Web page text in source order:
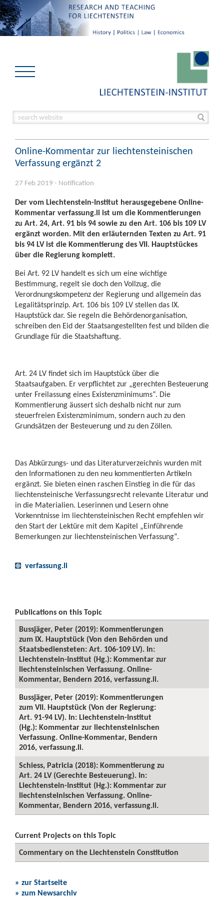
Online-Kommentar zur liechtensteinischen
Verfassung ergänzt 2
27 Feb 2019 - Notification
Der vom Liechtenstein-Institut herausgegebene Online-
Kommentar verfassung.li ist um die Kommentierungen
zu Art. 24, Art. 91 bis 94 sowie zu den Art. 106 bis 109 LV
ergänzt worden. Mit den erläuternden Texten zu Art. 91
bis 94 LV ist die Kommentierung des VII. Hauptstückes
über die Regierung komplett.
Bei Art. 92 LV handelt es sich um eine wichtige
Bestimmung, regelt sie doch den Vollzug, die
Verordnungskompetenz der Regierung und allgemein das
Legalitätsprinzip. Art. 106 bis 109 LV stellen das IX.
Hauptstück dar. Sie regeln die Behördenorganisation,
schreiben den Eid der Staatsangestellten fest und bilden die
Grundlage für die Staatshaftung.
Art. 24 LV findet sich im Hauptstück über die
Staatsaufgaben. Er verpflichtet zur „gerechten Besteuerung
unter Freilassung eines Existenzminimums“. Die
Kommentierung äussert sich deshalb nicht nur zum
steuerfreien Existenzminimum, sondern auch zu den
Grundsätzen der Besteuerung und zu den Zöllen.
Das Abkürzungs- und das Literaturverzeichnis wurden mit
den Informationen zu den neu kommentierten Artikeln
ergänzt. Sie bieten einen raschen Einstieg in die für das
liechtensteinische Verfassungsrecht relevante Literatur und
in die Materialien. Leserinnen und Lesern ohne
Vorkenntnisse im liechtensteinischen Recht empfehlen wir
den Start der Lektüre mit dem Kapitel „Einführende
Bemerkungen zur liechtensteinischen Verfassung“.
verfassung.li
Publications on this Topic
Bussjäger, Peter (2019): Kommentierungen
zum IX. Hauptstück (Von den Behörden und
Staatsbediensteten: Art. 106-109 LV). In:
Liechtenstein-Institut (Hg.): Kommentar zur
liechtensteinischen Verfassung. Online-
Kommentar, Bendern 2016, verfassung.li.
Bussjäger, Peter (2019): Kommentierungen
zum VII. Hauptstück (Von der Regierung:
Art. 91-94 LV). In: Liechtenstein-Institut
(Hg.): Kommentar zur liechtensteinischen
Verfassung. Online-Kommentar, Bendern
2016, verfassung.li.
Schiess, Patricia (2018): Kommentierung zu
Art. 24 LV (Gerechte Besteuerung). In:
Liechtenstein-Institut (Hg.): Kommentar zur
liechtensteinischen Verfassung. Online-
Kommentar, Bendern 2016, verfassung.li.
Current Projects on this Topic
Commentary on the Liechtenstein Constitution
» zur Startseite
» zum Newsarchiv